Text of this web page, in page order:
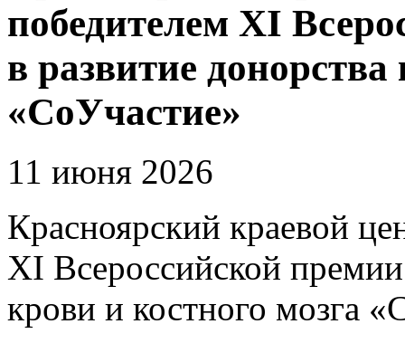
победителем ХI
в развитие
«СоУчастие»
11 июня 2026
Красноярский краевой
XI Всероссийской премии
крови и костного мозга